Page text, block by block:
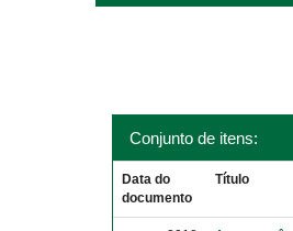
Conjunto de itens:
Data do
documento
Título